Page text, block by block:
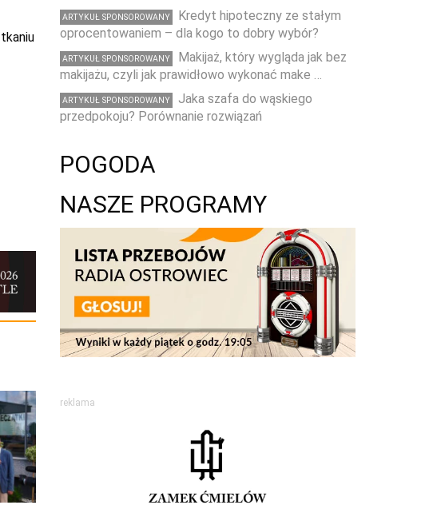
ARTYKUŁ SPONSOROWANY
Kredyt hipoteczny ze stałym
oprocentowaniem – dla kogo to dobry wybór?
ARTYKUŁ SPONSOROWANY
Makijaż, który wygląda jak bez
makijażu, czyli jak prawidłowo wykonać make …
ARTYKUŁ SPONSOROWANY
Jaka szafa do wąskiego
przedpokoju? Porównanie rozwiązań
POGODA
NASZE PROGRAMY
reklama